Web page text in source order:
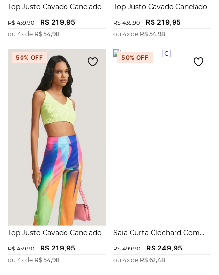
Top Justo Cavado Canelado
R$ 439,90 R$ 219,95
ou 4x de R$ 54,98
Top Justo Cavado Canelado
R$ 439,90 R$ 219,95
ou 4x de R$ 54,98
50% OFF
Top Justo Cavado Canelado
R$ 439,90 R$ 219,95
ou 4x de R$ 54,98
50% OFF
Saia Curta Clochard Com
R$ 499,90 R$ 249,95
ou 4x de R$ 62,48